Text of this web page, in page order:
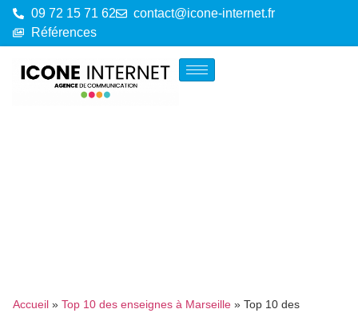
09 72 15 71 62
contact@icone-internet.fr
Références
Accueil » Top 10 des enseignes à Marseille » Top 10 des